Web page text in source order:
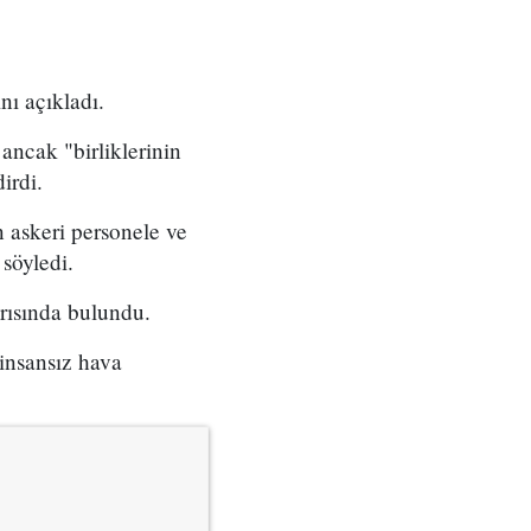
açıkladı.
ancak "birliklerinin
personele ve
bulundu.
hava